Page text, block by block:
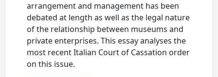
arrangement and management has been
debated at length as well as the legal nature
of the relationship between museums and
private enterprises. This essay analyses the
most recent Italian Court of Cassation order
on this issue.